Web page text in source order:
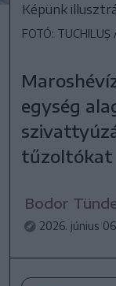
Képünk
FOTÓ: TUCHILUȘ
egység
Bodor
2026. június